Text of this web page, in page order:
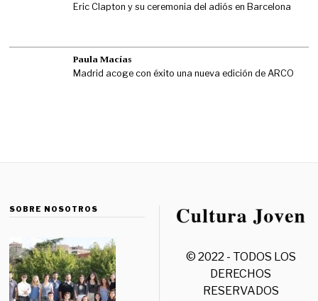
Eric Clapton y su ceremonia del adiós en Barcelona
Paula Macías
Madrid acoge con éxito una nueva edición de ARCO
SOBRE NOSOTROS
© 2022 - TODOS LOS
DERECHOS
RESERVADOS